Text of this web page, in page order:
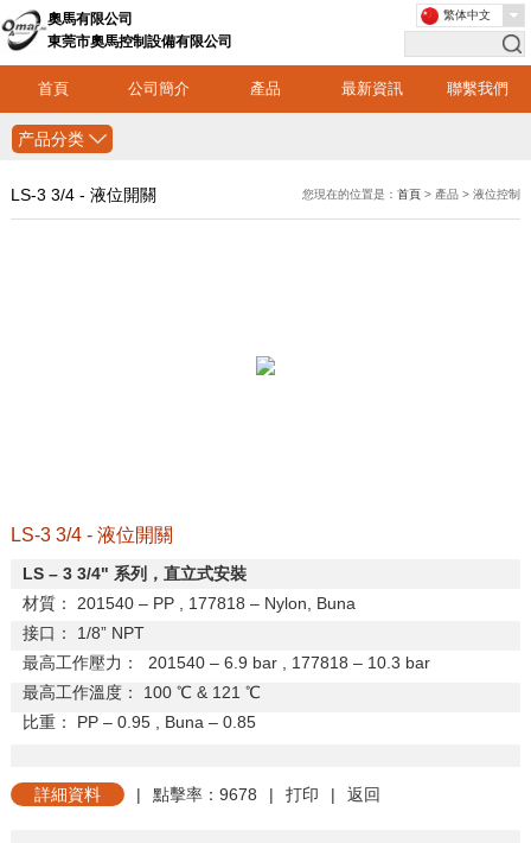
奧馬有限公司
東莞市奧馬控制設備有限公司
首頁 公司簡介 產品 最新資訊 聯繫我們
繁体中文
产品分类
LS-3 3/4 - 液位開關 您現在的位置是：首頁 > 產品 > 液位控制
LS-3 3/4 - 液位開關
LS –3 3/4" 系列，直立式安裝
材質：
201540 –PP , 177818 –Nylon, Buna
接口：
1/8”NPT
最高工作壓力：
201540 –6.9 bar , 177818 –10.3 bar
最高工作溫度：
100 ℃ & 121 ℃
比重：
PP –0.95 , Buna –0.85
詳細資料 | 點擊率：9678 | 打印 | 返回